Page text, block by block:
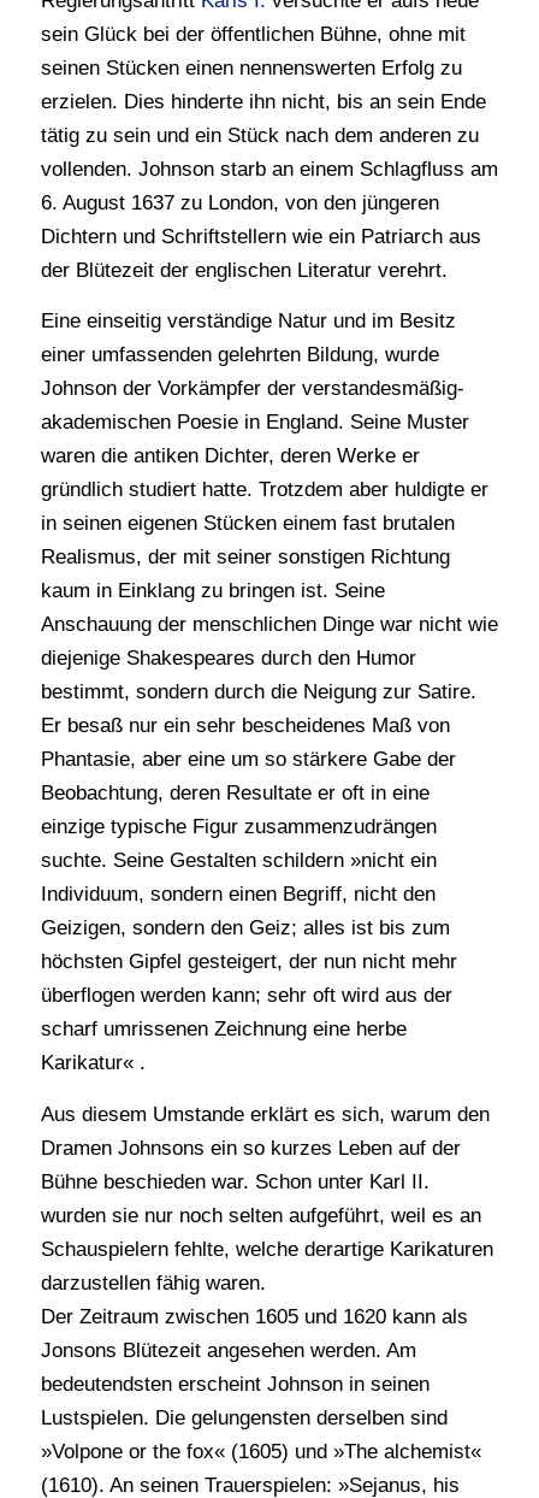
sein Glück bei der öffentlichen Bühne, ohne mit
seinen Stücken einen nennenswerten Erfolg zu
erzielen. Dies hinderte ihn nicht, bis an sein Ende
tätig zu sein und ein Stück nach dem anderen zu
vollenden. Johnson starb an einem Schlagfluss am
6. August 1637 zu London, von den jüngeren
Dichtern und Schriftstellern wie ein Patriarch aus
der Blütezeit der englischen Literatur verehrt.
Eine einseitig verständige Natur und im Besitz
einer umfassenden gelehrten Bildung, wurde
Johnson der Vorkämpfer der verstandesmäßig-
akademischen Poesie in England. Seine Muster
waren die antiken Dichter, deren Werke er
gründlich studiert hatte. Trotzdem aber huldigte er
in seinen eigenen Stücken einem fast brutalen
Realismus, der mit seiner sonstigen Richtung
kaum in Einklang zu bringen ist. Seine
Anschauung der menschlichen Dinge war nicht wie
diejenige Shakespeares durch den Humor
bestimmt, sondern durch die Neigung zur Satire.
Er besaß nur ein sehr bescheidenes Maß von
Phantasie, aber eine um so stärkere Gabe der
Beobachtung, deren Resultate er oft in eine
einzige typische Figur zusammenzudrängen
suchte. Seine Gestalten schildern »nicht ein
Individuum, sondern einen Begriff, nicht den
Geizigen, sondern den Geiz; alles ist bis zum
höchsten Gipfel gesteigert, der nun nicht mehr
überflogen werden kann; sehr oft wird aus der
scharf umrissenen Zeichnung eine herbe
Karikatur« .
Aus diesem Umstande erklärt es sich, warum den
Dramen Johnsons ein so kurzes Leben auf der
Bühne beschieden war. Schon unter Karl II.
wurden sie nur noch selten aufgeführt, weil es an
Schauspielern fehlte, welche derartige Karikaturen
darzustellen fähig waren.
Der Zeitraum zwischen 1605 und 1620 kann als
Jonsons Blütezeit angesehen werden. Am
bedeutendsten erscheint Johnson in seinen
Lustspielen. Die gelungensten derselben sind
»Volpone or the fox« (1605) und »The alchemist«
(1610). An seinen Trauerspielen: »Sejanus, his